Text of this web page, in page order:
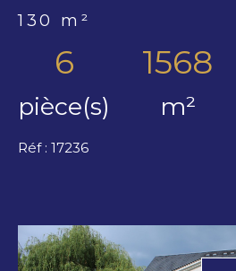
130 m²
6
pièce(s)
1568
m²
Réf : 17236